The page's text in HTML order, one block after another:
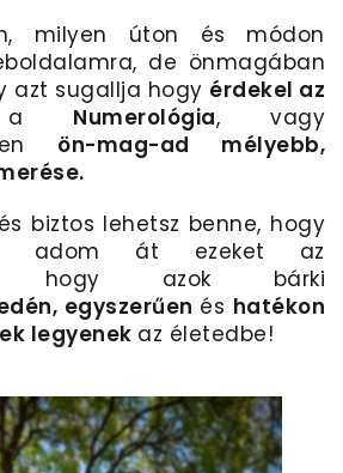
milyen úton és módon
de önmagában
azt sugallja hogy érdekel az
a Numerológia, vagy
ön-mag-ad mélyebb,
.
biztos lehetsz benne, hogy
adom át ezeket az
hogy azok bárki
, egyszerűen és hatékon
legyenek az életedbe!